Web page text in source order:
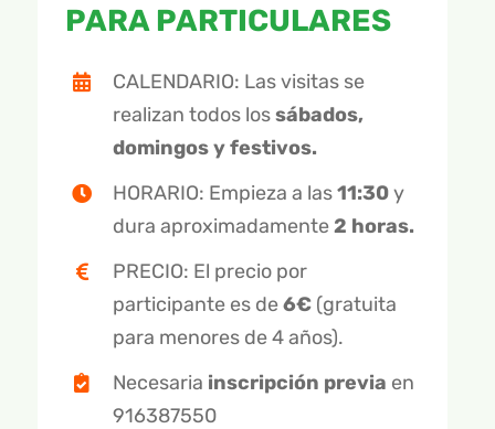
TALLERES
EMPRESAS
EDUCACIÓN SECUNDARIA
16 AÑOS Y +
JUEGOS Y MANUALIDADES
HISTORIAS DE ANIMALES
PRESENTACIÓN – ¿QUÉ ES GREFA?
CONTROL DE PLAGAS DE TOPILLO
GALERÍA DE FOTOS
GALERÍA DE VÍDEOS
RESERVAS Y CONTACTO
OBJETIVOS
PARTICIPAMOS
BUSCAR:PARA PARTICULARES
CALENDARIO: Las visitas se
realizan todos lossábados,
domingos y festivos.
HORARIO: Empieza a las11:30y
dura aproximadamente2 horas.
PRECIO: El precio por
participante es de6€ (gratuita
para menores de 4 años).
Necesaria inscripción previa en
916387550